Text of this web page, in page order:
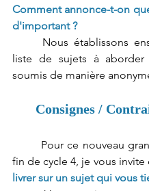
Comment annonce-t-on
d'important ?
liste de sujets à aborder
soumis de manière
Consignes /
Pour ce nouveau
fin de cycle 4, je vous invite
livrer sur un sujet qui vous